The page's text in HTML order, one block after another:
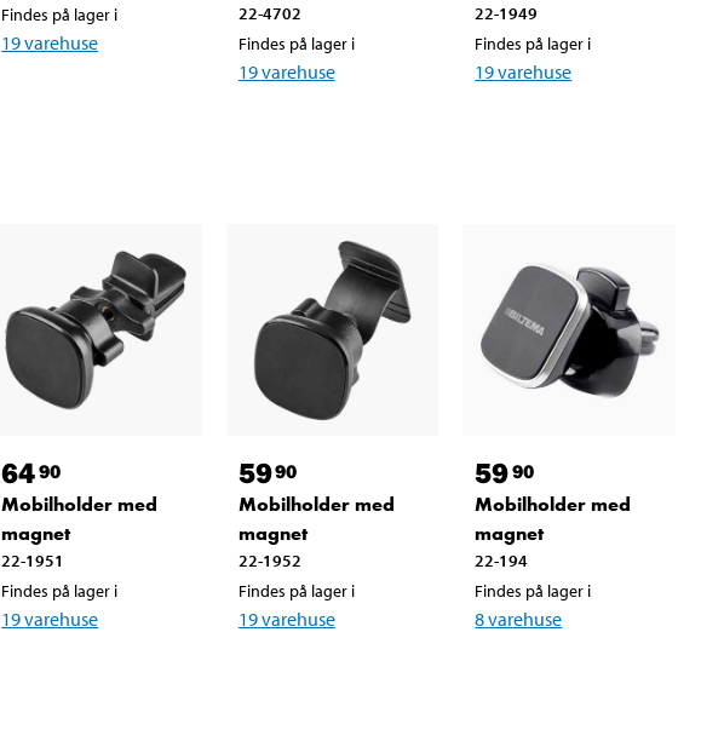
Findes på lager i
19varehuse
22-4702
Findes på lager i
19varehuse
22-1949
Findes på lager i
19varehuse
6490
Mobilholder med
magnet
22-1951
Findes på lager i
19varehuse
5990
Mobilholder med
magnet
22-1952
Findes på lager i
19varehuse
5990
Mobilholder med
magnet
22-194
Findes på lager i
8varehuse